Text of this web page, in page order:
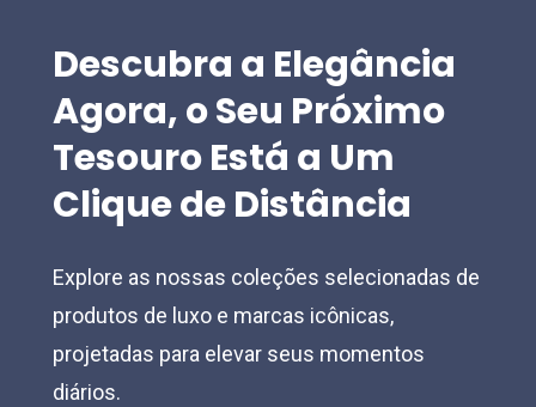
page
product
page
Descubra a Elegância
Agora,oSeu Próximo
TesouroEstá a Um
CliquedeDistância
Explore as nossas coleções selecionadas de
produtos de luxo e marcas icônicas,
projetadas para elevar seus momentos
diários.